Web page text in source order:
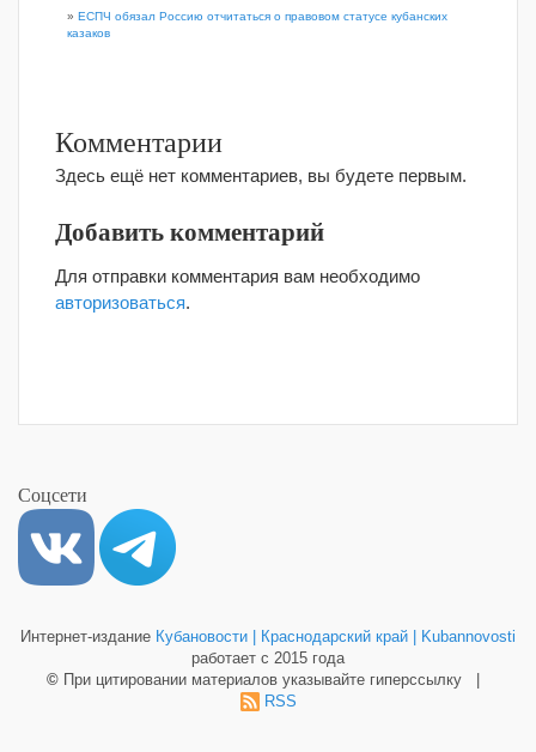
» ЕСПЧ обязал Россию отчитаться о правовом статусе кубанских
казаков
Комментарии
Здесь ещё нет комментариев, вы будете первым.
Добавить комментарий
Для отправки комментария вам необходимо
авторизоваться.
Соцсети
Интернет-издание Кубановости | Краснодарский край | Kubannovosti
работает с 2015 года
© При цитировании материалов указывайте гиперссылку |
RSS